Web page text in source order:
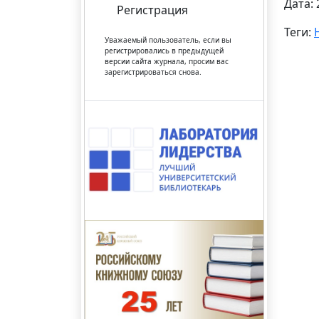
Регистрация
Уважаемый пользователь, если вы
регистрировались в предыдущей
версии сайта журнала, просим вас
зарегистрироваться снова.
Дата:
Теги: